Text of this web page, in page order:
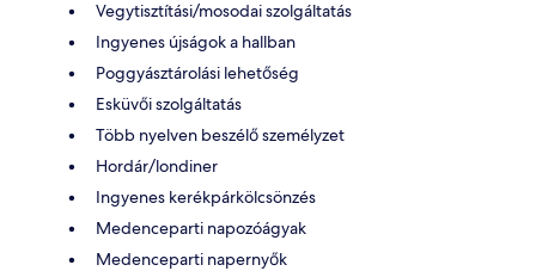
Vegytisztítási/mosodai szolgáltatás
Ingyenes újságok a hallban
Poggyásztárolási lehetőség
Esküvői szolgáltatás
Több nyelven beszélő személyzet
Hordár/londiner
Ingyenes kerékpárkölcsönzés
Medenceparti napozóágyak
Medenceparti napernyők